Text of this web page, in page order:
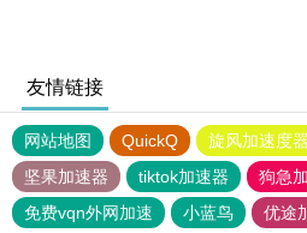
友情链接
网站地图 QuickQ 旋风加速度器
坚果加速器
tiktok加速器
狗急
免费vqn外网加速
小蓝鸟 优途